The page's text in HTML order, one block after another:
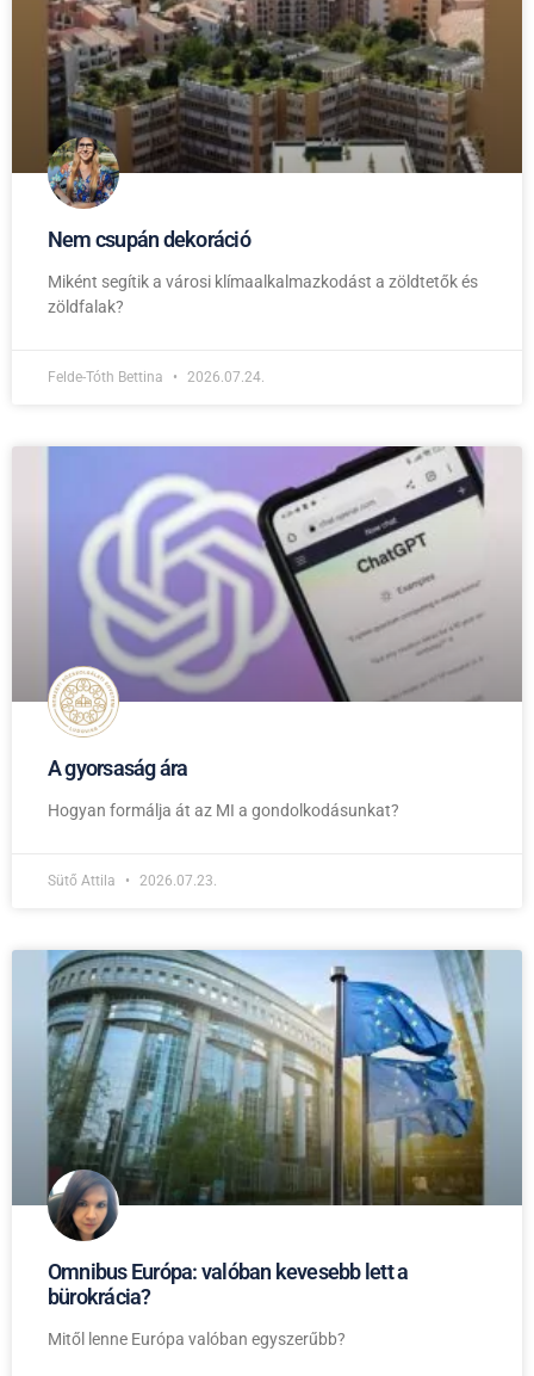
Nem csupán dekoráció
Miként segítik a városi klímaalkalmazkodást a zöldtetők és
zöldfalak?
Felde-Tóth Bettina 2026.07.24.
A gyorsaság ára
Hogyan formálja át az MI a gondolkodásunkat?
Sütő Attila 2026.07.23.
Omnibus Európa: valóban kevesebb lett a
bürokrácia?
Mitől lenne Európa valóban egyszerűbb?